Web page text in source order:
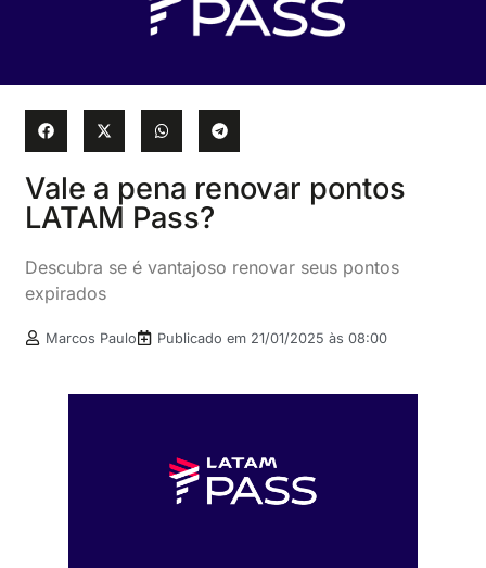
Vale a pena renovar pontos
LATAM Pass?
Descubra se é vantajoso renovar seus pontos
expirados
Marcos Paulo Publicado em 21/01/2025 às 08:00